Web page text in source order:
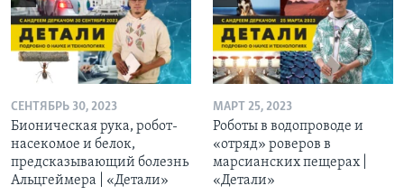
СЕНТЯБРЬ 30, 2023
Бионическая рука, робот-
насекомое и белок,
предсказывающий болезнь
Альцгеймера | «Детали»
МАРТ 25, 2023
Роботы в водопроводе и
«отряд» роверов в
марсианских пещерах |
«Детали»